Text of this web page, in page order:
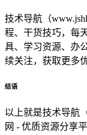
技术导航（
程、干货技巧，每
具、学习资源、办
续关注，获取更多
结语
以上就是技术导航
网 - 优质资源分享